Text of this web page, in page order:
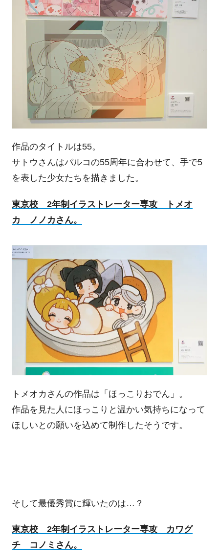
作品のタイトルは55。
サトウさんはパルコの55周年に合わせて、手で5
を表した少女たちを描きました。
東京校 2年制イラストレーター専攻 トメオ
カ ノノカさん。
トメオカさんの作品は「ほっこりおでん」。
作品を見た人にほっこりと温かい気持ちになって
ほしいとの願いを込めて制作したそうです。
そして最優秀賞に輝いたのは…？
東京校 2年制イラストレーター専攻 カワグ
チ コノミさん。